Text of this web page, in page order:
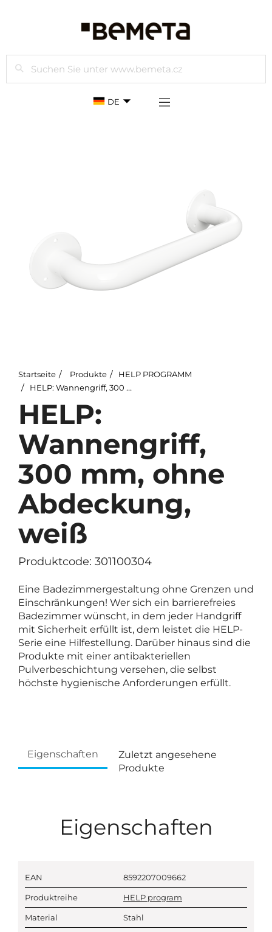
Suchen
DE
Startseite Produkte
HELP PROGRAMM
HELP: Wannengriff, 300 mm, ohne Abdeckung, weiß
HELP:
Wannengriff,
300 mm, ohne
Abdeckung,
weiß
Produktcode: 301100304
Eine Badezimmergestaltung ohne Grenzen und
Einschränkungen! Wer sich ein barrierefreies
Badezimmer wünscht, in dem jeder Handgriff
mit Sicherheit erfüllt ist, dem leistet die HELP-
Serie eine Hilfestellung. Darüber hinaus sind die
Produkte mit einer antibakteriellen
Pulverbeschichtung versehen, die selbst
höchste hygienische Anforderungen erfüllt.
Eigenschaften
Zuletzt angesehene
Produkte
Eigenschaften
EAN 8592207009662
Produktreihe HELP program
Material Stahl